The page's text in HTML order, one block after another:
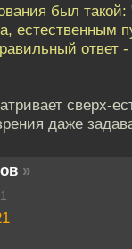
был
естественным
ответ
сверх-
даже
»